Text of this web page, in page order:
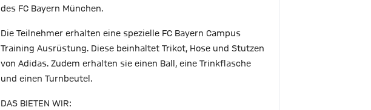
des FC Bayern München.
Die Teilnehmer erhalten eine spezielle FC Bayern Campus
Training Ausrüstung. Diese beinhaltet Trikot, Hose und Stutzen
von Adidas. Zudem erhalten sie einen Ball, eine Trinkflasche
und einen Turnbeutel.
DAS BIETEN WIR: